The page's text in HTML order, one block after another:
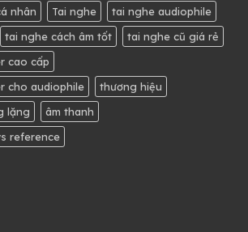
nhân
Tai nghe
tai nghe audiophile
tai nghe cách âm tốt
tai nghe cũ giá rẻ
cao cấp
cho audiophile
thương hiệu
lặng
âm thanh
reference